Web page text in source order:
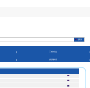
工作动态
政策解读